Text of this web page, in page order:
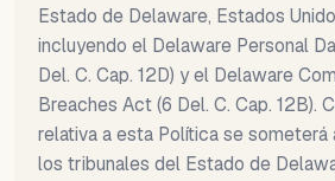
Estado de Delaware, Estados
incluyendo el Delaware Personal
Del. C. Cap. 12D) y el Delaware
Breaches Act (6 Del. C. Cap. 12B).
relativa a esta Política se
los tribunales del Estado de